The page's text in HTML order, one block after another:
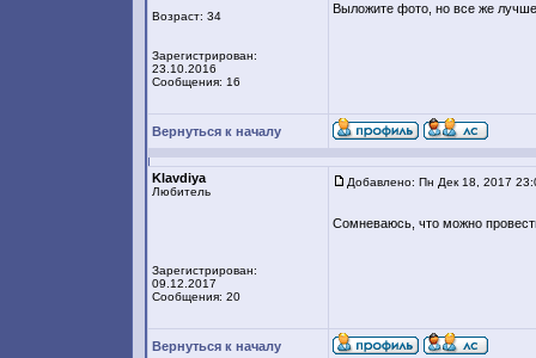
Возраст: 34
Зарегистрирован:
23.10.2016
Сообщения: 16
Выложите фото, но все же
Вернуться к началу
Klavdiya
Любитель
Зарегистрирован:
09.12.2017
Сообщения: 20
Добавлено: Пн Дек 18, 2017
Сомневаюсь, что можно
Вернуться к началу